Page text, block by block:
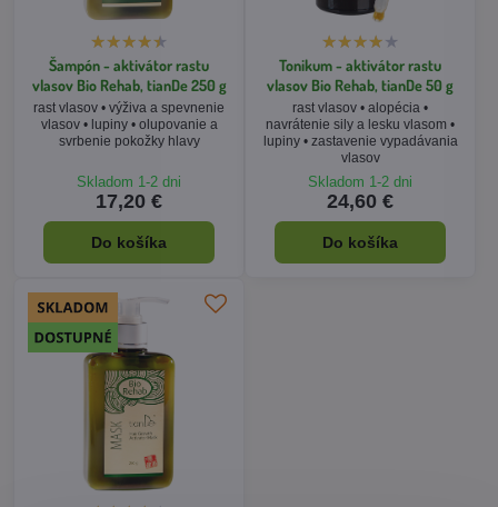
Šampón - aktivátor rastu
vlasov Bio Rehab, tianDe 250 g
rast vlasov • výživa a spevnenie
vlasov • lupiny • olupovanie a
svrbenie pokožky hlavy
Skladom 1-2 dni
17,20 €
Do košíka
Tonikum - aktivátor rastu
vlasov Bio Rehab, tianDe 50 g
rast vlasov • alopécia •
navrátenie sily a lesku vlasom •
lupiny • zastavenie vypadávania
vlasov
Skladom 1-2 dni
24,60 €
Do košíka